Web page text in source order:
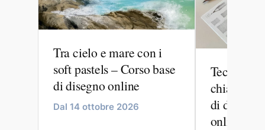
Tra cielo e mare con i
soft pastels – Corso base
di disegno online
Dal 14 ottobre 2026
Tecniche
di
online